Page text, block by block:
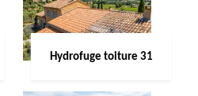
Hydrofuge toiture 31